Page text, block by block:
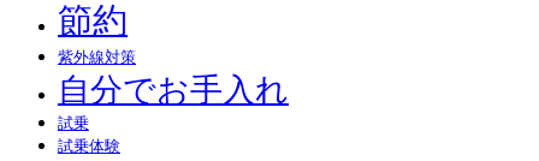
節約
紫外線対策
自分でお手入れ
試乗
試乗体験